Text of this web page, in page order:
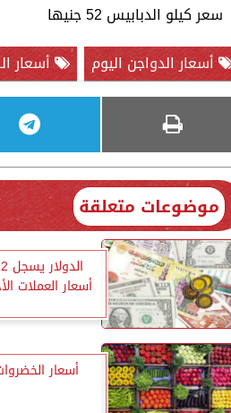
سعر كيلو الدبابيس 52 جنيها
أسعار الدواجن اليوم
أسعار
موضوعات متعلقة
أسعار العملات
أسعار